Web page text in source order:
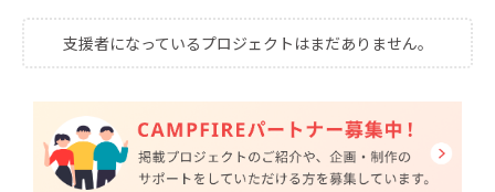
支援者になっているプロジェクトはまだありません。